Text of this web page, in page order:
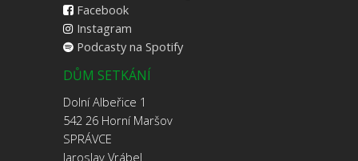
Facebook
Instagram
Podcasty na Spotify
DŮM SETKÁNÍ
Dolní Albeřice 1
542 26 Horní Maršov
SPRÁVCE
Jaroslav Vrábel